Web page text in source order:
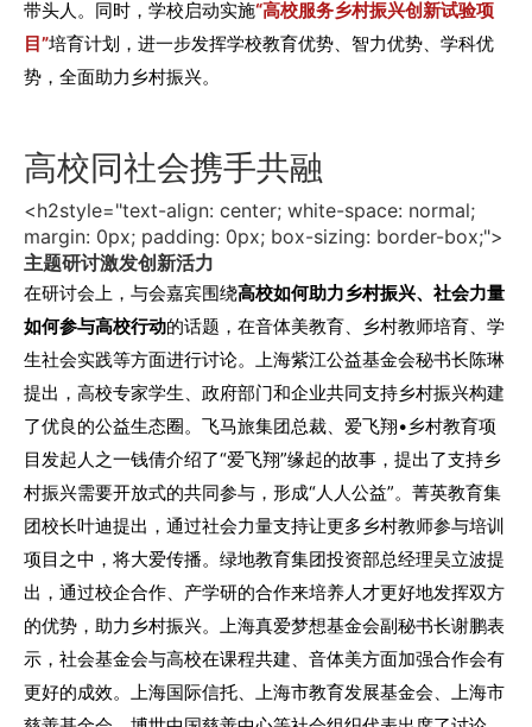
带头人。同时，学校启动实施“高校服务乡村振兴创新试验项
目”培育计划，进一步发挥学校教育优势、智力优势、学科优
势，全面助力乡村振兴。
高校同社会携手共融
<h2style="text-align: center; white-space: normal;
margin: 0px; padding: 0px; box-sizing: border-box;">
主题研讨激发创新活力
在研讨会上，与会嘉宾围绕高校如何助力乡村振兴、社会力量
如何参与高校行动的话题，在音体美教育、乡村教师培育、学
生社会实践等方面进行讨论。上海紫江公益基金会秘书长陈琳
提出，高校专家学生、政府部门和企业共同支持乡村振兴构建
了优良的公益生态圈。飞马旅集团总裁、爱飞翔•乡村教育项
目发起人之一钱倩介绍了“爱飞翔”缘起的故事，提出了支持乡
村振兴需要开放式的共同参与，形成“人人公益”。菁英教育集
团校长叶迪提出，通过社会力量支持让更多乡村教师参与培训
项目之中，将大爱传播。绿地教育集团投资部总经理吴立波提
出，通过校企合作、产学研的合作来培养人才更好地发挥双方
的优势，助力乡村振兴。上海真爱梦想基金会副秘书长谢鹏表
示，社会基金会与高校在课程共建、音体美方面加强合作会有
更好的成效。上海国际信托、上海市教育发展基金会、上海市